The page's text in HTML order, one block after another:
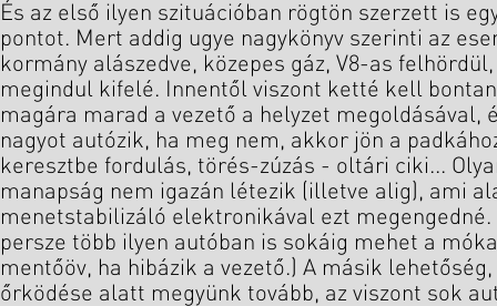
És az első ilyen szituációban rögtön szerzett is
pontot. Mert addig ugye nagykönyv szerinti az
kormány alászedve, közepes gáz, V8-as
megindul kifelé. Innentől viszont ketté kell
magára marad a vezető a helyzet megoldásával,
nagyot autózik, ha meg nem, akkor jön a
keresztbe fordulás, törés-zúzás - oltári ciki...
manapság nem igazán létezik (illetve alig), ami
menetstabilizáló elektronikával ezt
persze több ilyen autóban is sokáig mehet a
mentőöv, ha hibázik a vezető.) A másik
őrködése alatt megyünk tovább, az viszont sok